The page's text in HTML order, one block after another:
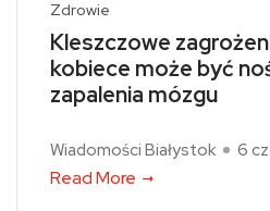
Zdrowie
Kleszczowe
kobiece może być
zapalenia mózgu
Wiadomości Białystok 6
Read More